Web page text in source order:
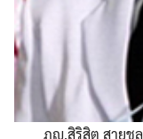
ภญ.สิริสิต สายชล